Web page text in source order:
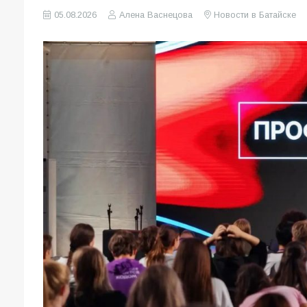
05.08.2026 Алена Васнецова Новости в Батайске